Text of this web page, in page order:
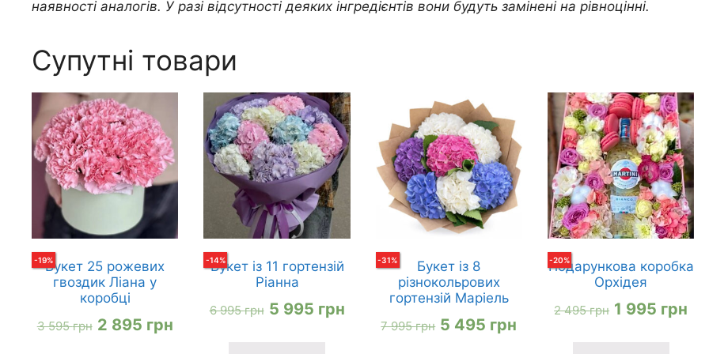
наявності аналогів. У разі відсутності деяких інгредієнтів вони будуть замінені на рівноцінні.
Супутні товари
-19%
Букет 25 рожевих
гвоздик Ліана у
коробці
3 595грн Оригінальна
2 895 грнПоточна
-14%
Букет із 11 гортензій
Ріанна
6 995грн Оригінальна
5 995 грнПоточна
ціна:
-31%
Букет із 8
різнокольрових
гортензій Маріель
7 995грн Оригінальна
5 495 грн
-20%
Подарункова коробка
Орхідея
2 495грн Оригінальна
1 995 грн